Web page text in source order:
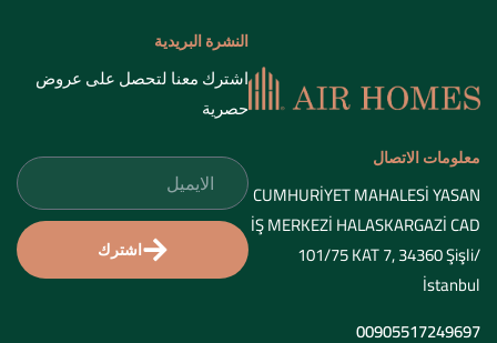
معلومات الاتصال
CUMHURİYET MAHALESİ YASAN
İŞ MERKEZİ HALASKARGAZİ CAD
101/75 KAT 7, 34360 Şişli/
İstanbul
00905517249697
النشرة البريدية
اشترك معنا لتحصل على عروض
حصرية
اشترك